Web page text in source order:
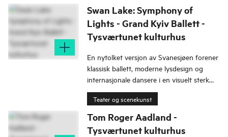
Swan Lake: Symphony of
Lights - Grand Kyiv Ballett -
Tysværtunet kulturhus
En nytolket versjon av Svanesjøen forener
klassisk ballett, moderne lysdesign og
internasjonale dansere i en visuelt sterk
opplevelse.
Teater og scenekunst
Tom Roger Aadland -
Tysværtunet kulturhus